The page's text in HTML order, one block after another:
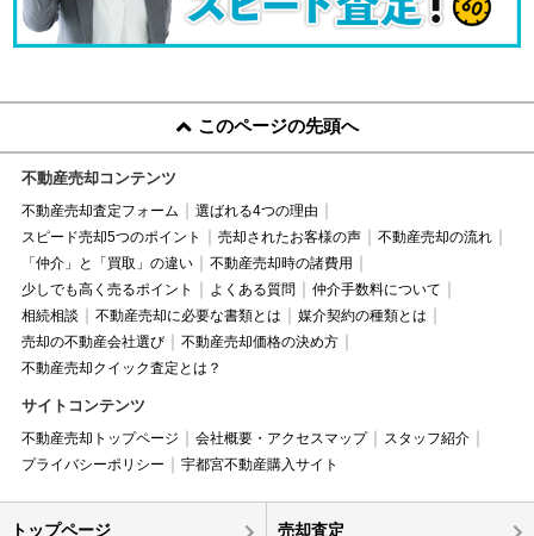
このページの先頭へ
不動産売却コンテンツ
不動産売却査定フォーム
選ばれる4つの理由
スピード売却5つのポイント
売却されたお客様の声
不動産売却の流れ
「仲介」と「買取」の違い
不動産売却時の諸費用
少しでも高く売るポイント
よくある質問
仲介手数料について
相続相談
不動産売却に必要な書類とは
媒介契約の種類とは
売却の不動産会社選び
不動産売却価格の決め方
不動産売却クイック査定とは？
サイトコンテンツ
不動産売却トップページ 会社概要・アクセスマップ
スタッフ紹介
プライバシーポリシー
宇都宮不動産購入サイト
トップページ 売却査定